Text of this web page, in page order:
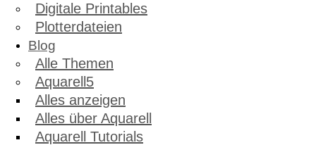
Digitale Printables
Plotterdateien
Blog
Alle Themen
Aquarell
Alles anzeigen
Alles über Aquarell
Aquarell Tutorials